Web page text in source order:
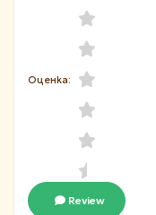
Оценка:
Review